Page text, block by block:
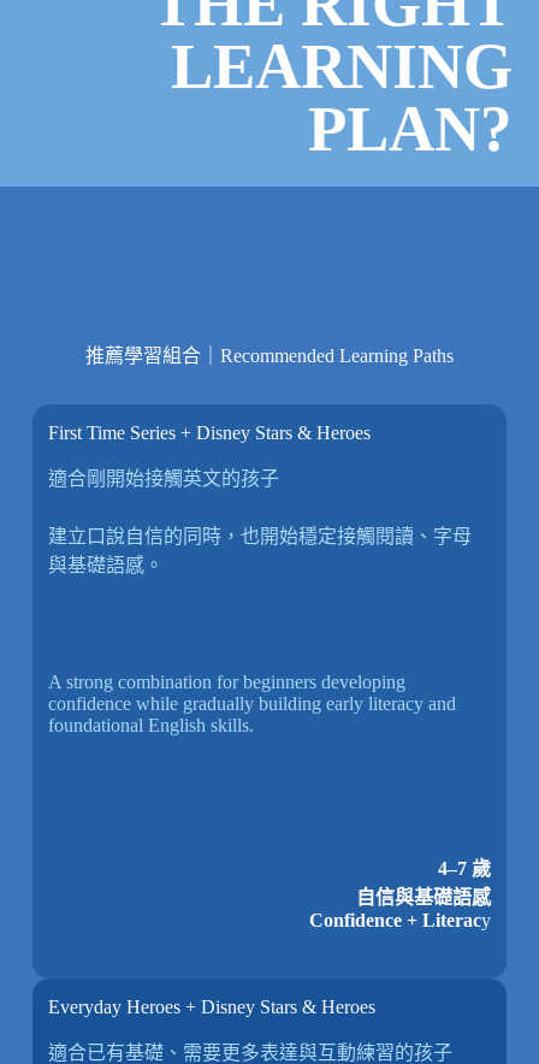
LEARNING
PLAN?
推薦學習組合｜Recommended Learning Paths
First Time Series + Disney Stars & Heroes
適合剛開始接觸英文的孩子
建立口說自信的同時，也開始穩定接觸閱讀、字母
與基礎語感。
A strong combination for beginners developing
confidence while gradually building early literacy and
foundational English skills.
4–7 歲
自信與基礎語感
Confidence + Literacy
Everyday Heroes + Disney Stars & Heroes
適合已有基礎、需要更多表達與互動練習的孩子